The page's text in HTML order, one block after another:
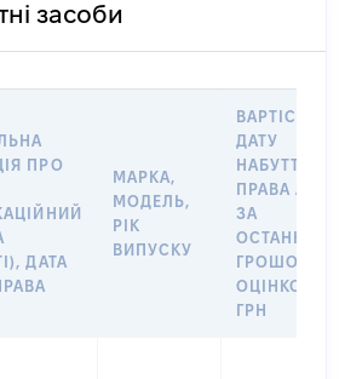
засоби
ПРО
ДАТА
МАРКА,
МОДЕЛЬ,
РІК
ВИПУСКУ
ВАРТІСТЬ НА
ДАТУ
НАБУТТЯ
ПРАВА АБО
ЗА
ГРОШОВОЮ
ОЦІНКОЮ,
ГРН